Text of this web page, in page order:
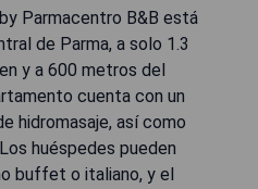
Parmacentro B&B está
de Parma, a solo 1.3
y a 600 metros del
cuenta con un
hidromasaje, así como
huéspedes pueden
buffet o italiano, y el